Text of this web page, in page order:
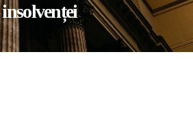
insolvenței